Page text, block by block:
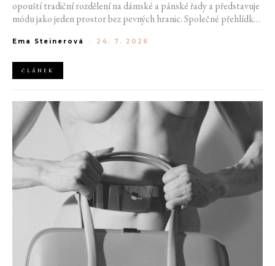
opouští tradiční rozdělení na dámské a pánské řady a představuje
módu jako jeden prostor bez pevných hranic. Společné přehlídky,
klasické týdny módy mohou brzy vypadat úplně jinak.
Ema Steinerová - 24. 7. 2026
ČLÁNEK